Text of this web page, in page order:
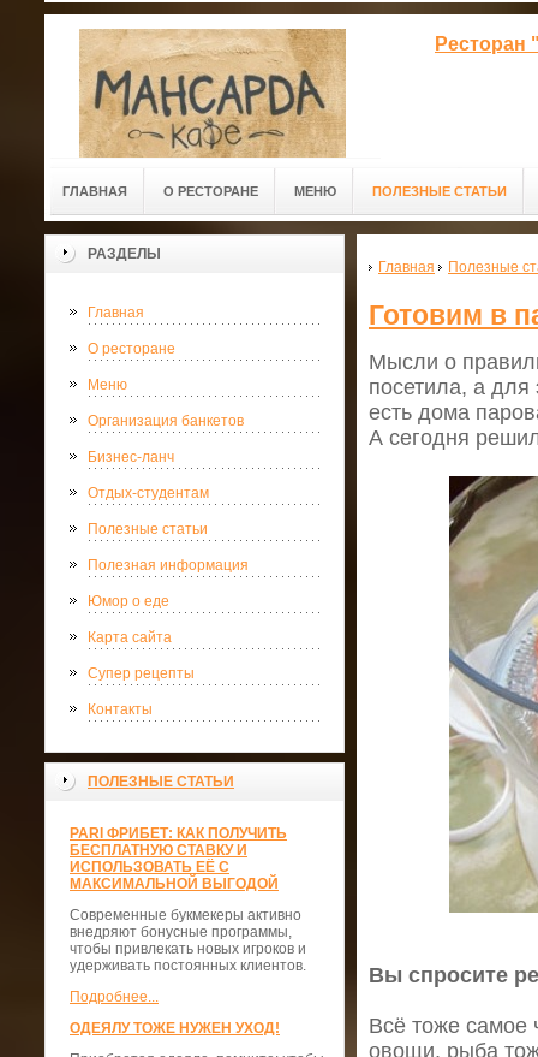
Ресторан
ГЛАВНАЯ О РЕСТОРАНЕ МЕНЮ ПОЛЕЗНЫЕ СТАТЬИ
РАЗДЕЛЫ
Главная
О ресторане
Меню
Организация банкетов
Бизнес-ланч
Отдых-студентам
Полезные статьи
Полезная информация
Юмор о еде
Карта сайта
Супер рецепты
Контакты
ПОЛЕЗНЫЕ СТАТЬИ
PARI ФРИБЕТ: КАК ПОЛУЧИТЬ
БЕСПЛАТНУЮ СТАВКУ И
ИСПОЛЬЗОВАТЬ ЕЁ С
МАКСИМАЛЬНОЙ ВЫГОДОЙ
Современные букмекеры активно
внедряют бонусные программы,
чтобы привлекать новых игроков и
удерживать постоянных клиентов.
Подробнее...
ОДЕЯЛУ ТОЖЕ НУЖЕН УХОД!
Главная Полезные
Готовим в
Мысли о
посетила, а
есть дома
А сегодня
Вы спросите
Всё тоже самое
овощи, рыба